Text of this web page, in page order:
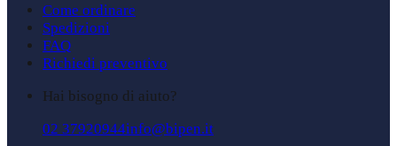
Come ordinare
Spedizioni
FAQ
Richiedi preventivo
Hai bisogno di aiuto?
02 37920944info@bipen.it